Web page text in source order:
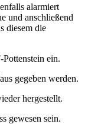
alarmiert
und anschließend
diesem die
ein.
gegeben werden.
hergestellt.
gewesen sein.